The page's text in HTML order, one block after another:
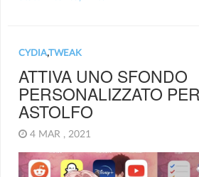
CYDIA,TWEAK
ATTIVA UNO SFONDO
PERSONALIZZATO
ASTOLFO
4 MAR , 2021